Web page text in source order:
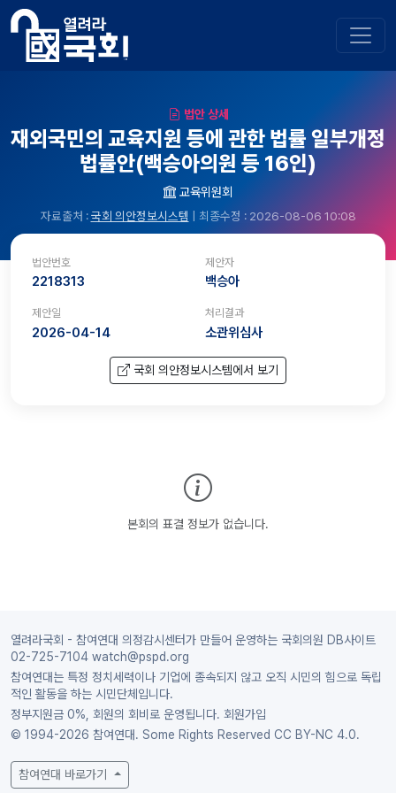
법안 상세
재외국민의 교육지원 등에 관한 법률 일부개정
법률안(백승아의원 등 16인)
교육위원회
자료출처 :국회 의안정보시스템 | 최종수정 : 2026-08-06 10:08
법안번호
2218313
제안자
백승아
제안일
2026-04-14
처리결과
소관위심사
국회 의안정보시스템에서 보기
본회의 표결 정보가 없습니다.
열려라국회 - 참여연대 의정감시센터가 만들어 운영하는 국회의원 DB사이트
02-725-7104 watch@pspd.org
참여연대는 특정 정치세력이나 기업에 종속되지 않고 오직 시민의 힘으로 독립
적인 활동을 하는 시민단체입니다.
정부지원금 0%, 회원의 회비로 운영됩니다. 회원가입
© 1994-2026 참여연대. Some Rights Reserved CC BY-NC 4.0.
참여연대 바로가기